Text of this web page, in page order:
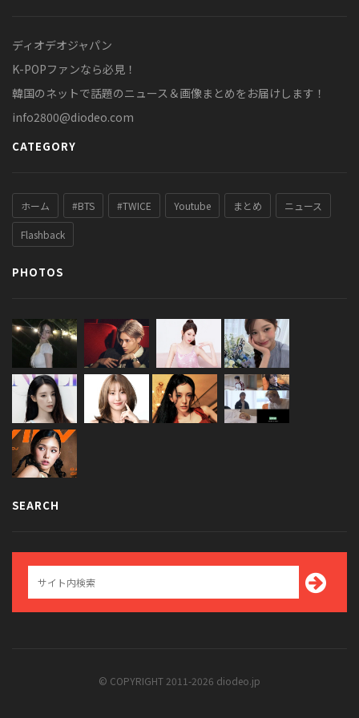
ディオデオジャパン
K-POPファンなら必見！
韓国のネットで話題のニュース＆画像まとめをお届けします！
info2800@diodeo.com
CATEGORY
ホーム #BTS #TWICE Youtube まとめ ニュース
Flashback
PHOTOS
SEARCH
© COPYRIGHT 2011-2026 diodeo.jp